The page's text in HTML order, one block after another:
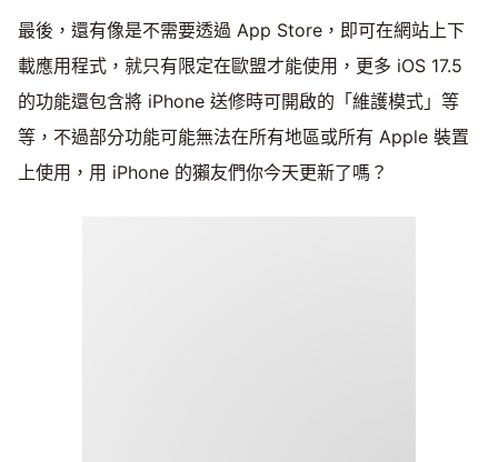
最後，還有像是不需要透過 App Store，即可在網站上下
載應用程式，就只有限定在歐盟才能使用，更多 iOS 17.5
的功能還包含將 iPhone 送修時可開啟的「維護模式」等
等，不過部分功能可能無法在所有地區或所有 Apple 裝置
上使用，用 iPhone 的獺友們你今天更新了嗎？